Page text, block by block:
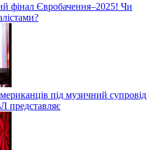
Євробачення–2025! Чи
під музичний супровід
представляє